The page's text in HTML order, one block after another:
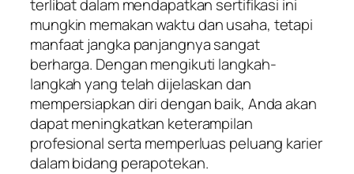
terlibat dalam mendapatkan sertifikasi ini
mungkin memakan waktu dan usaha, tetapi
manfaat jangka panjangnya sangat
berharga. Dengan mengikuti langkah-
langkah yang telah dijelaskan dan
mempersiapkan diri dengan baik, Anda akan
dapat meningkatkan keterampilan
profesional serta memperluas peluang karier
dalam bidang perapotekan.